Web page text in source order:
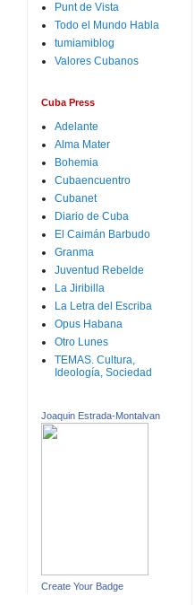
Punt de Vista
Todo el Mundo Habla
tumiamiblog
Valores Cubanos
Cuba Press
Adelante
Alma Mater
Bohemia
Cubaencuentro
Cubanet
Diario de Cuba
El Caimán Barbudo
Granma
Juventud Rebelde
La Jiribilla
La Letra del Escriba
Opus Habana
Otro Lunes
TEMAS. Cultura,
Ideología, Sociedad
Joaquin Estrada-Montalvan
Create Your Badge